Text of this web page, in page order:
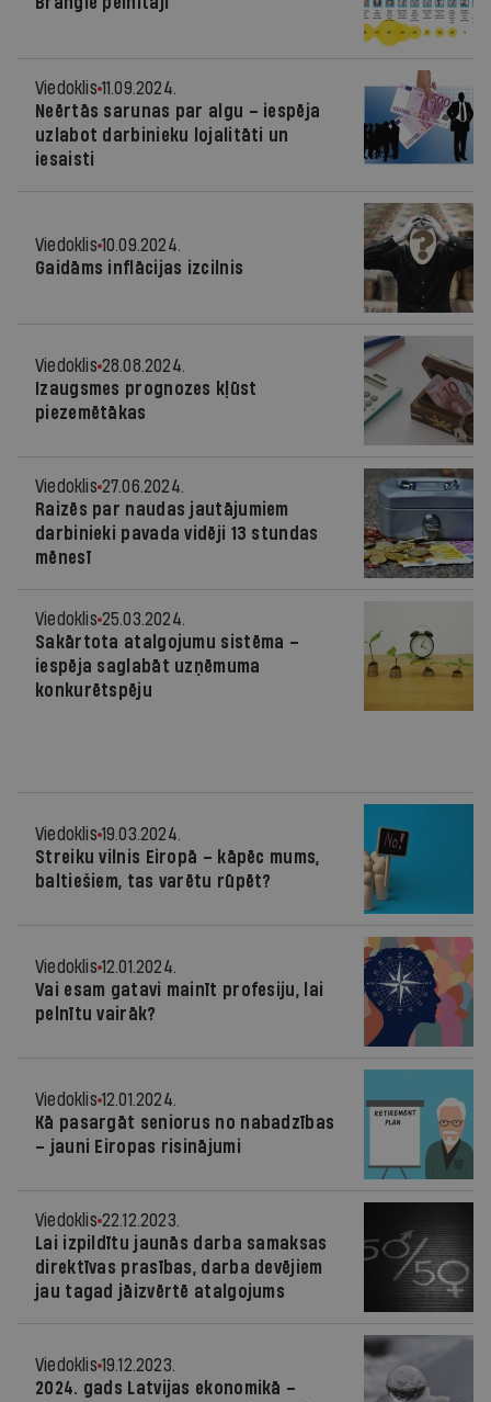
Viedoklis 11.09.2024.
Neērtās sarunas par algu – iespēja
uzlabot darbinieku lojalitāti un
iesaisti
Viedoklis 10.09.2024.
Gaidāms inflācijas izcilnis
Viedoklis 28.08.2024.
Izaugsmes prognozes kļūst
piezemētākas
Viedoklis 27.06.2024.
Raizēs par naudas jautājumiem
darbinieki pavada vidēji 13 stundas
mēnesī
Viedoklis 25.03.2024.
Sakārtota atalgojumu sistēma –
iespēja saglabāt uzņēmuma
konkurētspēju
Viedoklis 19.03.2024.
Streiku vilnis Eiropā – kāpēc mums,
baltiešiem, tas varētu rūpēt?
Viedoklis 12.01.2024.
Vai esam gatavi mainīt profesiju, lai
pelnītu vairāk?
Viedoklis 12.01.2024.
Kā pasargāt seniorus no nabadzības
– jauni Eiropas risinājumi
Viedoklis 22.12.2023.
Lai izpildītu jaunās darba samaksas
direktīvas prasības, darba devējiem
jau tagad jāizvērtē atalgojums
Viedoklis 19.12.2023.
2024. gads Latvijas ekonomikā –